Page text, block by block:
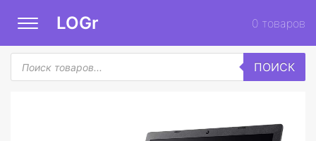
LOGr 0 товаров
Поиск
товаров
ПОИСК